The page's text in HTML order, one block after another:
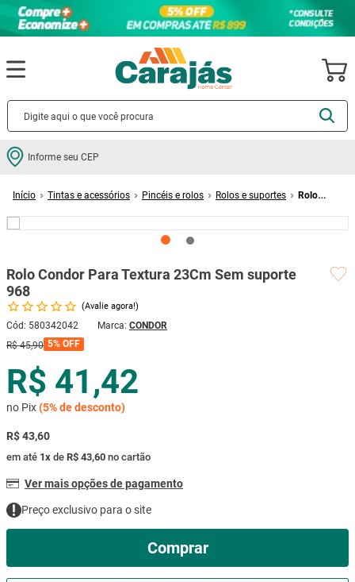
Informe seu CEP
Tintas e acessórios Pincéis e rolos Rolos e suportes
Rolo
Rolo Condor Para Textura 23Cm Sem suporte
968
Avalie agora!
Cód: 580342042
CONDOR
R$ 45,90 5% OFF
R$ 41,42
no Pix(5%de desconto)
R$ 43,60
em até 1x de R$ 43,60 no cartão
Ver mais opções de pagamento
Preço exclusivo para o site
Comprar
Termos mais buscados
2º porcelanato
5º porta
6º vaso sanitário
7 º tinta
8º cadeira
9 º mesa
º ar condicionado